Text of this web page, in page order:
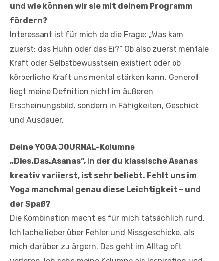
und wie können wir sie mit deinem Programm
fördern?
Interessant ist für mich da die Frage: „Was kam
zuerst: das Huhn oder das Ei?“ Ob also zuerst mentale
Kraft oder Selbstbewusstsein existiert oder ob
körperliche Kraft uns mental stärken kann. Generell
liegt meine Definition nicht im äußeren
Erscheinungsbild, sondern in Fähigkeiten, Geschick
und Ausdauer.
Deine YOGA JOURNAL-Kolumne
„Dies.Das.Asanas“, in der du klassische Asanas
kreativ variierst, ist sehr beliebt. Fehlt uns im
Yoga manchmal genau diese Leichtigkeit – und
der Spaß?
Die Kombination macht es für mich tatsächlich rund.
Ich lache lieber über Fehler und Missgeschicke, als
mich darüber zu ärgern. Das geht im Alltag oft